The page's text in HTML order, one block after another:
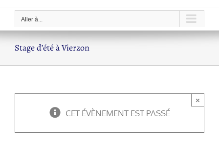
Aller à...
Stage d’été à Vierzon
CET ÉVÈNEMENT EST PASSÉ
×